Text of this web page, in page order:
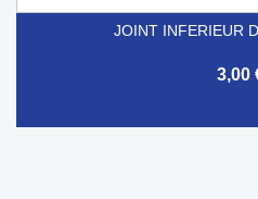
JOINT INFERIEUR
3,00